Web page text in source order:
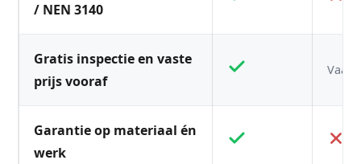
/ NEN 3140
Gratis inspectie en vaste
prijs vooraf
Vaak
Garantie op materiaal én
werk